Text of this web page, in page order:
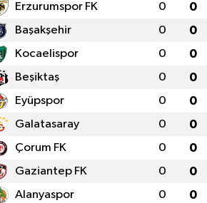
Erzurumspor FK 0 0
Başakşehir 0 0
Kocaelispor 0 0
Beşiktaş 0 0
Eyüpspor 0 0
Galatasaray 0 0
Çorum FK 0 0
Gaziantep FK 0 0
Alanyaspor 0 0